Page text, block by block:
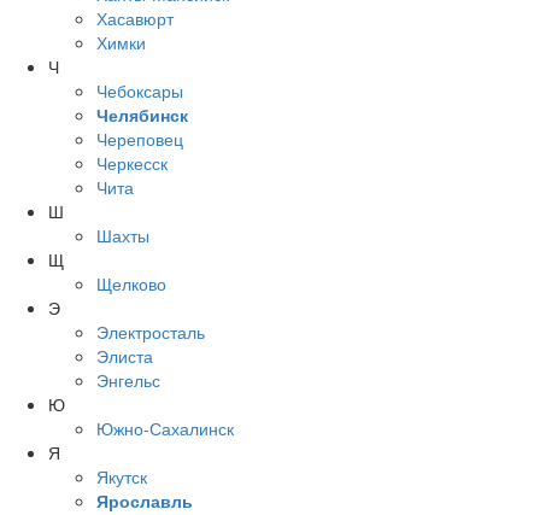
Хасавюрт
Химки
Ч
Чебоксары
Челябинск
Череповец
Черкесск
Чита
Ш
Шахты
Щ
Щелково
Э
Электросталь
Элиста
Энгельс
Ю
Южно-Сахалинск
Я
Якутск
Ярославль